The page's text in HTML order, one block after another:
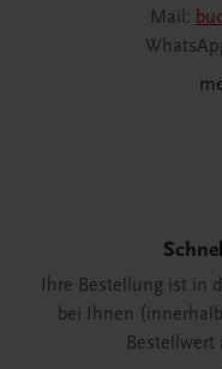
Mail:
Ihre Bestellung ist in
bei Ihnen
Bestellwert